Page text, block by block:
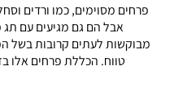
פרחים מסוימים, כמו ורדים
אבל הם גם מגיעים עם תג
מבוקשות לעתים קרובות בשל
טווח. הכללת פרחים אלו